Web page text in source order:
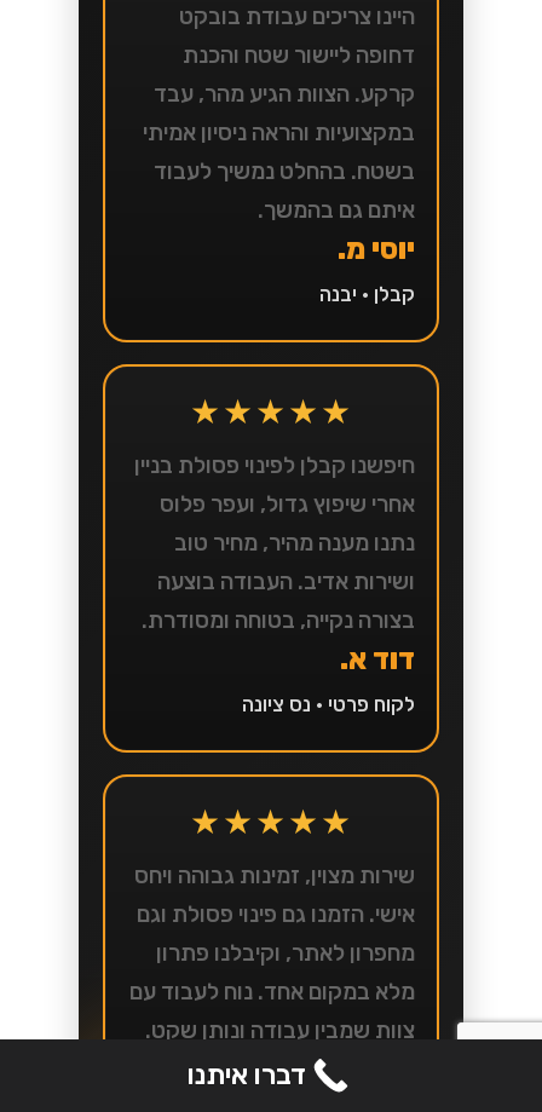
היינו צריכים עבודת בובקט
דחופה ליישור שטח והכנת
קרקע. הצוות הגיע מהר, עבד
במקצועיות והראה ניסיון אמיתי
בשטח. בהחלט נמשיך לעבוד
איתם גם בהמשך.
יוסי מ.
קבלן • יבנה
★★★★★
חיפשנו קבלן לפינוי פסולת בניין
אחרי שיפוץ גדול, ועפר פלוס
נתנו מענה מהיר, מחיר טוב
ושירות אדיב. העבודה בוצעה
בצורה נקייה, בטוחה ומסודרת.
דוד א.
לקוח פרטי • נס ציונה
★★★★★
שירות מצוין, זמינות גבוהה ויחס
אישי. הזמנו גם פינוי פסולת וגם
מחפרון לאתר, וקיבלנו פתרון
מלא במקום אחד. נוח לעבוד עם
צוות שמבין עבודה ונותן שקט.
דברו איתנו